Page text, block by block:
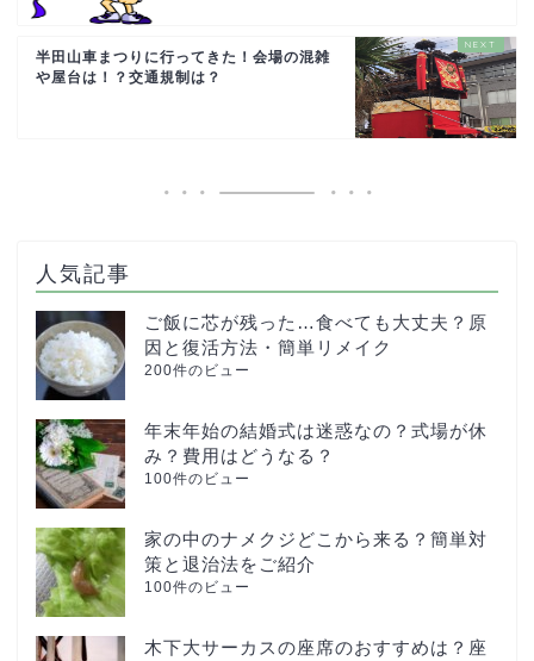
半田山車まつりに行ってきた！会場の混雑
や屋台は！？交通規制は？
人気記事
ご飯に芯が残った…食べても大丈夫？原
因と復活方法・簡単リメイク
200件のビュー
年末年始の結婚式は迷惑なの？式場が休
み？費用はどうなる？
100件のビュー
家の中のナメクジどこから来る？簡単対
策と退治法をご紹介
100件のビュー
木下大サーカスの座席のおすすめは？座